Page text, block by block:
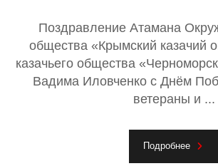
Поздравление Атамана
общества «Крымский казачий
казачьего общества
Вадима Иловченко с Днём
ветераны и ...
Подробнее